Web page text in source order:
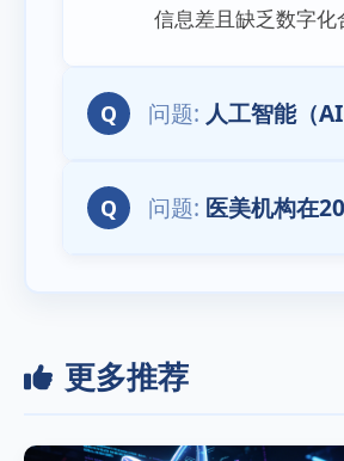
信息差且缺乏数字
Q 人工智能（
Q 医美机构在
更多推荐